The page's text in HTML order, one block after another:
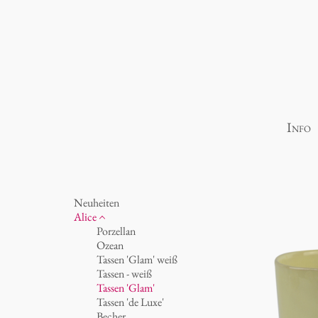
Info
Neuheiten
Alice
Porzellan
Ozean
Tassen 'Glam' weiß
Tassen - weiß
Tassen 'Glam'
Tassen 'de Luxe'